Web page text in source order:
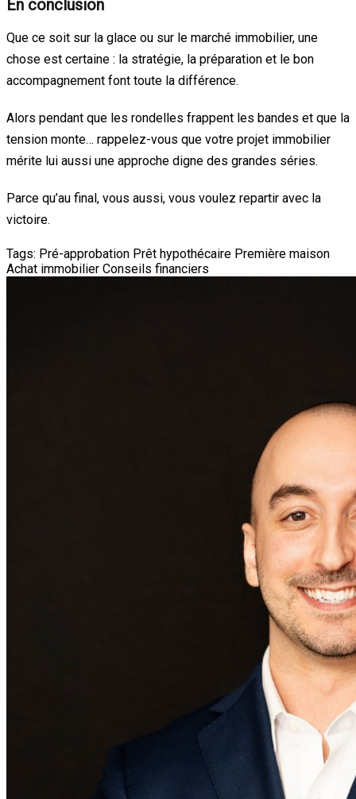
En conclusion
Que ce soit sur la glace ou sur le marché immobilier, une
chose est certaine : la stratégie, la préparation et le bon
accompagnement font toute la différence.
Alors pendant que les rondelles frappent les bandes et que la
tension monte… rappelez-vous que votre projet immobilier
mérite lui aussi une approche digne des grandes séries.
Parce qu’au final, vous aussi, vous voulez repartir avec la
victoire.
Tags: Pré-approbation Prêt hypothécaire Première maison
Achat immobilier Conseils financiers